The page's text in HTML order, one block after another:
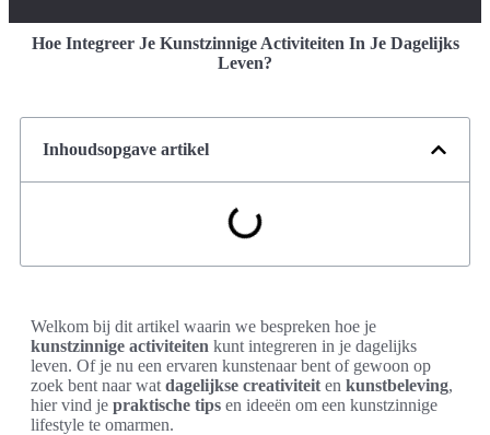
Hoe Integreer Je Kunstzinnige Activiteiten In Je Dagelijks
Leven?
Inhoudsopgave artikel
Welkom bij dit artikel waarin we bespreken hoe je
kunstzinnige activiteiten kunt integreren in je dagelijks
leven. Of je nu een ervaren kunstenaar bent of gewoon op
zoek bent naar wat dagelijkse creativiteit en kunstbeleving,
hier vind je praktische tips en ideeën om een kunstzinnige
lifestyle te omarmen.